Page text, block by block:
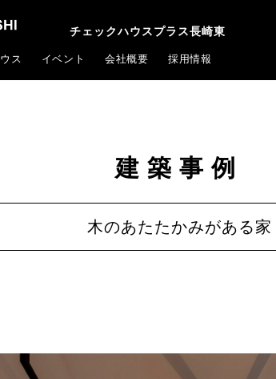
チェックハウスプラス長崎東
ス イベント 会社概要 採用情報
建築事例
木のあたたかみがある家